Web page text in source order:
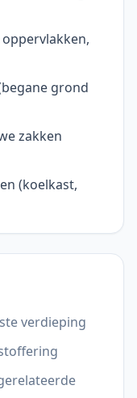
grond
zakken
(koelkast,
verdieping